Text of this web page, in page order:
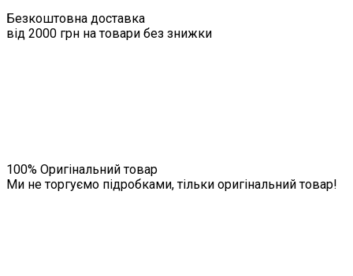
Безкоштовна доставка
від 2000 грн на товари без знижки
100% Оригінальний товар
Ми не торгуємо підробками, тільки оригінальний товар!